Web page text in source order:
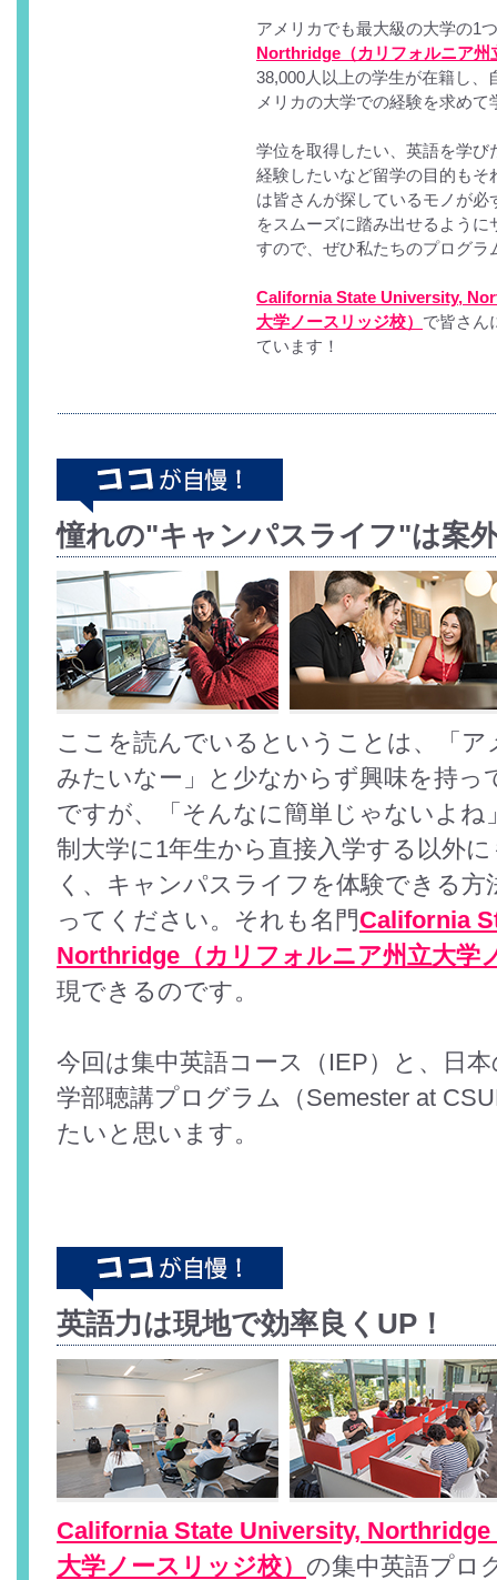
アメリカでも最大級の大学の1
Northridge（カリフォルニア州
38,000人以上の学生が在籍し
メリカの大学での経験を求めて
学位を取得したい、英語を学
経験したいなど留学の目的も
は皆さんが探しているモノが
をスムーズに踏み出せるよう
すので、ぜひ私たちのプログ
California State University,
大学ノースリッジ校） で皆さん
ています！
憧れの"キャンパスライフ"は案
ここを読んでいるということは、「
みたいなー」と少なからず興味を持っ
ですが、「そんなに簡単じゃないよね
制大学に1年生から直接入学する以外
く、キャンパスライフを体験できる
ってください。それも名門California
Northridge（カリフォルニア州立大学
現できるのです。
今回は集中英語コース（IEP）と、日
学部聴講プログラム（Semester at
たいと思います。
英語力は現地で効率良くUP！
California State University, Northridge
大学ノースリッジ校） の集中英語プロ